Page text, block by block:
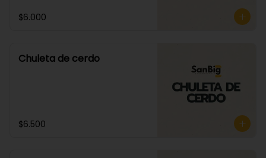
$6.000
Chuleta de cerdo
$6.500